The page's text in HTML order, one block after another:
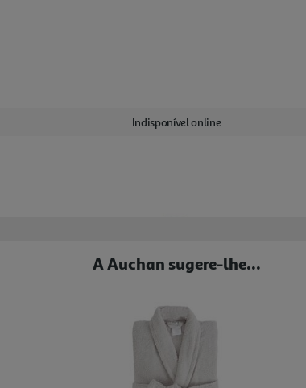
Indisponível online
A Auchan sugere-lhe...